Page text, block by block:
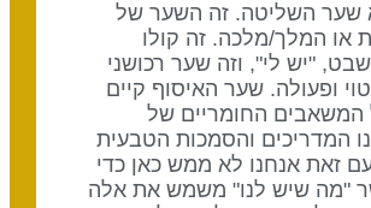
הוא שער השליטה. זה השער של
או המלך/מלכה. זה קולו
"יש לי", וזה שער רכושני
ופעולה. שער האיסוף קיים
המשאבים החומריים של
המדריכים והסמכות הטבעית
זאת אנחנו לא ממש כאן כדי
"מה שיש לנו" משמש את אלה